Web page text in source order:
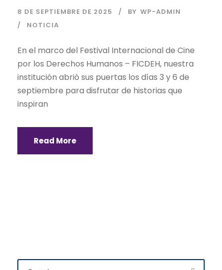
8 DE SEPTIEMBRE DE 2025 BY WP-ADMIN
NOTICIA
En el marco del Festival Internacional de Cine
por los Derechos Humanos – FICDEH, nuestra
institución abrió sus puertas los días 3 y 6 de
septiembre para disfrutar de historias que
inspiran
Read More